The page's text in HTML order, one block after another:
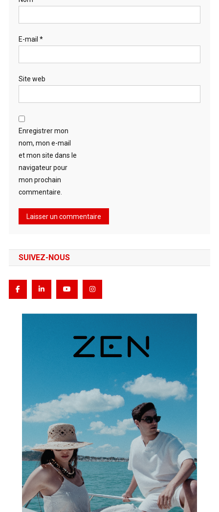
E-mail *
Site web
Enregistrer mon
nom, mon e-mail
et mon site dans le
navigateur pour
mon prochain
commentaire.
SUIVEZ-NOUS